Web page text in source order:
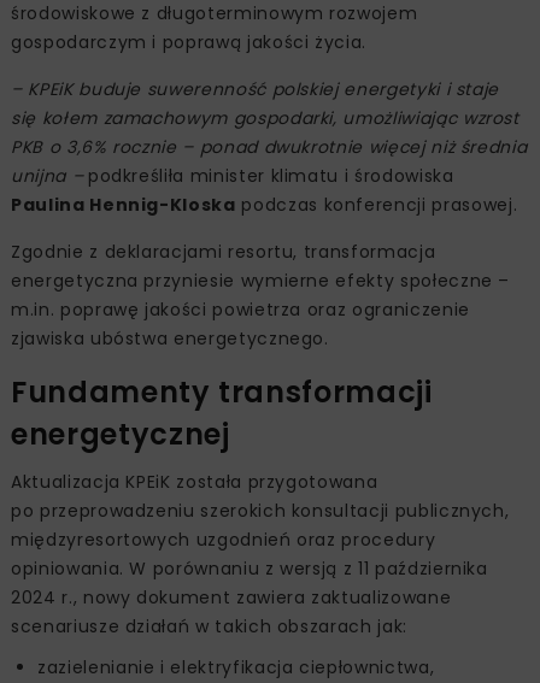
środowiskowe z długoterminowym rozwojem
gospodarczym i poprawą jakości życia.
– KPEiK buduje suwerenność polskiej energetyki i staje
się kołem zamachowym gospodarki, umożliwiając wzrost
PKB o 3,6% rocznie – ponad dwukrotnie więcej niż średnia
unijna – podkreśliła minister klimatu i środowiska
Paulina Hennig-Kloska podczas konferencji prasowej.
Zgodnie z deklaracjami resortu, transformacja
energetyczna przyniesie wymierne efekty społeczne –
m.in. poprawę jakości powietrza oraz ograniczenie
zjawiska ubóstwa energetycznego.
Fundamenty transformacji
energetycznej
Aktualizacja KPEiK została przygotowana
po przeprowadzeniu szerokich konsultacji publicznych,
międzyresortowych uzgodnień oraz procedury
opiniowania. W porównaniu z wersją z 11 października
2024 r., nowy dokument zawiera zaktualizowane
scenariusze działań w takich obszarach jak:
zazielenianie i elektryfikacja ciepłownictwa,